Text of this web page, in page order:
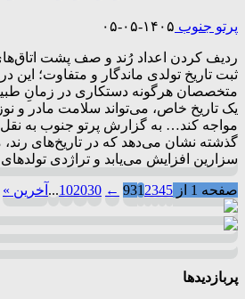
پرتو جنوب ۱۴۰۵-۰۵-۰۵
ثبت تاریخ تولدی ماندگار و متفاوت؛ این
متخصصان هرگونه دستکاری در زمانِ
یک تاریخ خاص، می‌تواند سلامت مادر و
مواجه کند… به گزارش پرتو جنوب به نقل
گذشته نشان می‌دهد که در تاریخ‌های رند،
سزارین افزایش می‌یابد و تراژدی
صفحه 1 از 93 12345
←
102030
... آخرین »
پربازدیدها